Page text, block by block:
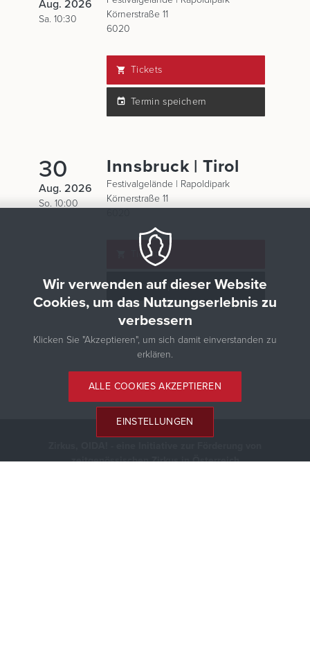
Aug. 2026
Sa. 10:30
Körnerstraße 11
6020
Tickets
Termin speichern
30
Aug. 2026
So. 10:00
Innsbruck | Tirol
Festivalgelände | Rapoldipark
Körnerstraße 11
Tickets
Termin speichern
zeitgenössischen Zirkus in Österreich
Wir verwenden auf dieser Website
Cookies, um das Nutzungserlebnis zu
verbessern
Klicken Sie "Akzeptieren", um sich damit einverstanden zu
erklären.
ALLE COOKIES AKZEPTIEREN
EINSTELLUNGEN